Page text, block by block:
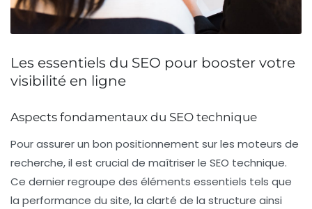
Les essentiels du SEO pour booster votre
visibilité en ligne
Aspects fondamentaux du SEO technique
Pour assurer un bon positionnement sur les moteurs de
recherche, il est crucial de maîtriserle SEO technique.
Ce dernier regroupe des éléments essentiels tels que
la performance du site, la clarté de la structure ainsi